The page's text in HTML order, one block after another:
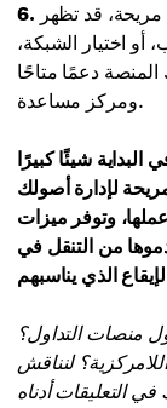
قد تظهر
اختيار الشبكة،
المنصة دعمًا متاحًا
ومركز مساعدة.
البداية شيئًا كبيرًا
لإدارة أصولك
وتوفر ميزات
من التنقل في
منصات التداول؟
لنناقش